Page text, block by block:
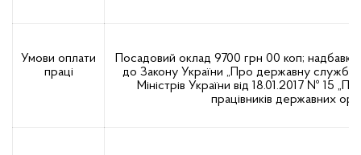
Умови оплати
праці
Посадовий оклад 9700 грн 00 коп; надбавки
до Закону України „Про державну
Міністрів України від 18.01.2017 № 15
працівників державних